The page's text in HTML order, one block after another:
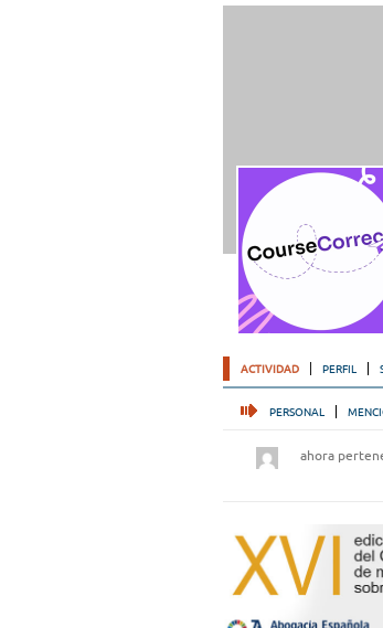
ACTIVIDAD PERFIL
PERSONAL
ahora